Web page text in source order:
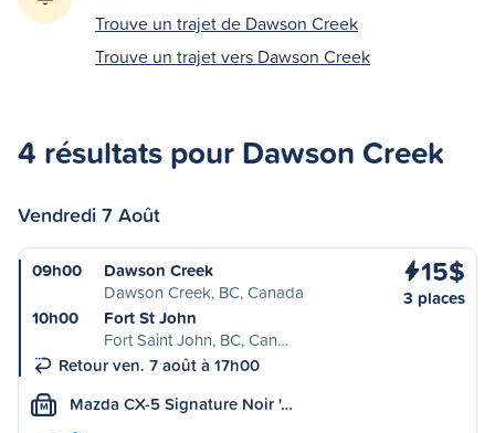
Trouve un trajet de Dawson Creek
Trouve un trajet vers Dawson Creek
4 résultats pour Dawson Creek
Vendredi 7 Août
09h00
Dawson Creek
Dawson Creek, BC, Canada
10h00
Fort St John
Fort Saint John, BC, Can…
Retour ven. 7 août à 17h00
15$
3 places
M Mazda CX-5 Signature Noir '…